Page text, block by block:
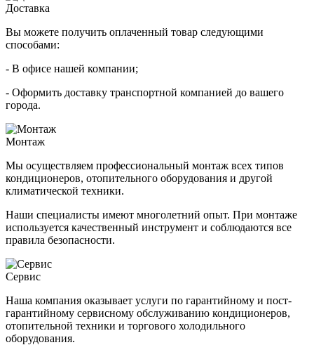
Доставка
Вы можете получить оплаченный товар следующими
способами:
- В офисе нашей компании;
- Оформить доставку транспортной компанией до вашего
города.
Монтаж
Мы осуществляем профессиональный монтаж всех типов
кондиционеров, отопительного оборудования и другой
климатической техники.
Наши специалисты имеют многолетний опыт. При монтаже
используется качественный инструмент и соблюдаются все
правила безопасности.
Сервис
Наша компания оказывает услуги по гарантийному и пост-
гарантийному сервисному обслуживанию кондиционеров,
отопительной техники и торгового холодильного
оборудования.